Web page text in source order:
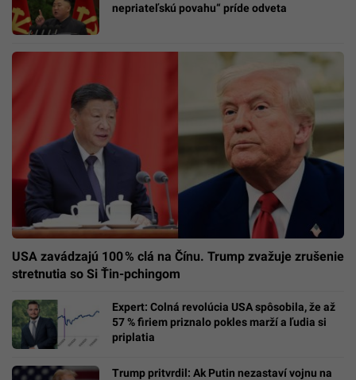
nepriateľskú povahu“ príde odveta
USA zavádzajú 100 % clá na Čínu. Trump zvažuje zrušenie
stretnutia so Si Ťin-pchingom
Expert: Colná revolúcia USA spôsobila, že až
57 % firiem priznalo pokles marží a ľudia si
priplatia
Trump pritvrdil: Ak Putin nezastaví vojnu na